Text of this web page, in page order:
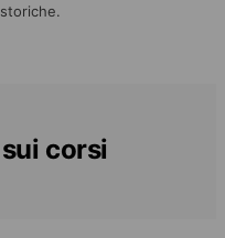
corsi